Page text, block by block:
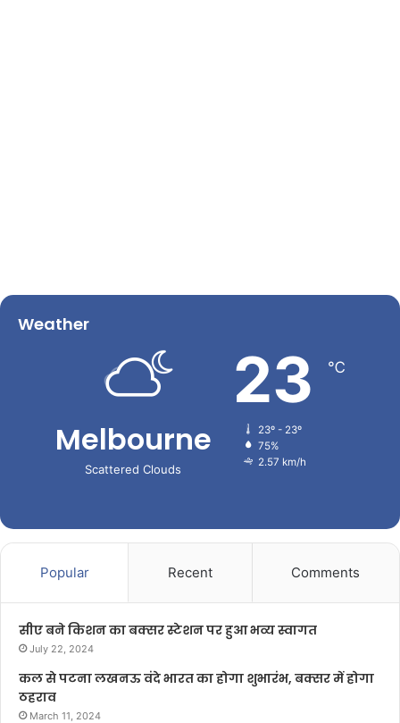
Weather
Melbourne
Scattered Clouds
23 ℃
23º - 23º
75%
2.57 km/h
Popular Recent Comments
सीए बने किशन का बक्सर स्टेशन पर हुआ भव्य स्वागत
July 22, 2024
कल से पटना लखनऊ वंदे भारत का होगा शुभारंभ, बक्सर में होगा
ठहराव
March 11, 2024